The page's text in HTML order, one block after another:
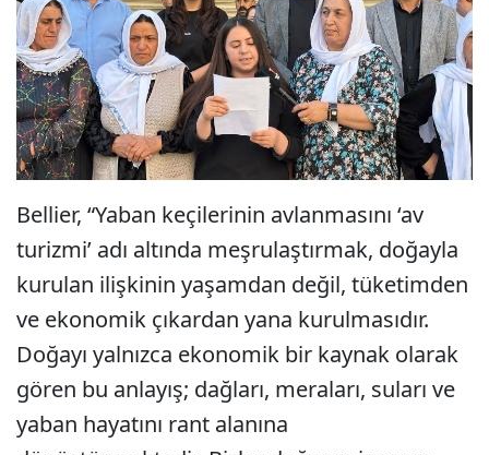
Bellier, “Yaban keçilerinin avlanmasını ‘av
turizmi’ adı altında meşrulaştırmak, doğayla
kurulan ilişkinin yaşamdan değil, tüketimden
ve ekonomik çıkardan yana kurulmasıdır.
Doğayı yalnızca ekonomik bir kaynak olarak
gören bu anlayış; dağları, meraları, suları ve
yaban hayatını rant alanına